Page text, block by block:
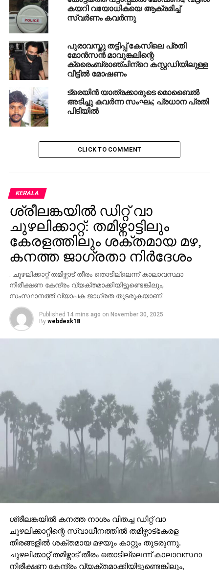
കയറി വയോധികയെ ആക്രമിച്ച്
സ്വര്‍ണം കവര്‍ന്നു
പുരാവസ്തു തട്ടിപ്പ് കേസിലെ പ്രതി
മോൻസൻ‌ മാവുങ്കലിന്റെ
ക്രൈംബ്രാഞ്ചിന്‌റെ കസ്റ്റഡിയിലുള്ള
വീട്ടിൽ‌ മോഷണം
ട്രെയിന്‍ യാത്രക്കാരുടെ മൊബൈല്‍
അടിച്ചു കവര്‍ന്ന സംഘം; പ്രധാന പ്രതി
പിടിയില്‍
CLICK TO COMMENT
KERALA
ശ്രീലങ്കയില്‍ ഡിറ്റ് വാ
ചുഴലിക്കാറ്റ്: തമിഴ്നാട്ടിലും
കേരളത്തിലും ശക്തമായ മഴ,
കനത്ത ജാഗ്രതാ നിര്‍ദേശം
. ചുഴലിക്കാറ്റ് തമിഴ്നാട് തീരം തൊടില്ലെന്ന് കാലാവസ്ഥാ
നിരീക്ഷണ കേന്ദ്രം വ്യക്തമാക്കിയിട്ടുണ്ടെങ്കിലും,
സംസ്ഥാനത്ത് വ്യാപക ജാഗ്രത തുടരുകയാണ്.
Published 14 mins ago on November 30, 2025
By webdesk18
ശ്രീലങ്കയില്‍ കനത്ത നാശം വിതച്ച ഡിറ്റ് വാ
ചുഴലിക്കാറ്റിന്റെ സ്വാധീനത്തില്‍ തമിഴ്നാട്‌കേരള
തീരങ്ങളില്‍ ശക്തമായ മഴയും കാറ്റും തുടരുന്നു.
ചുഴലിക്കാറ്റ് തമിഴ്നാട് തീരം തൊടില്ലെന്ന് കാലാവസ്ഥാ
നിരീക്ഷണ കേന്ദ്രം വ്യക്തമാക്കിയിട്ടുണ്ടെങ്കിലും,